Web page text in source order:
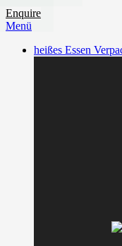
Enquire
Menü
heißes Essen